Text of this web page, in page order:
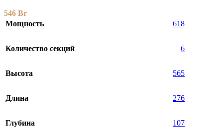
546 Br
Мощность
618
Количество секций 6
Высота 565
Длина 276
Глубина 107